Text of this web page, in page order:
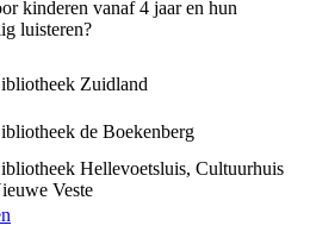
kinderen vanaf 4 jaar en hun
luisteren?
Zuidland
de Boekenberg
Hellevoetsluis, Cultuurhuis
Veste